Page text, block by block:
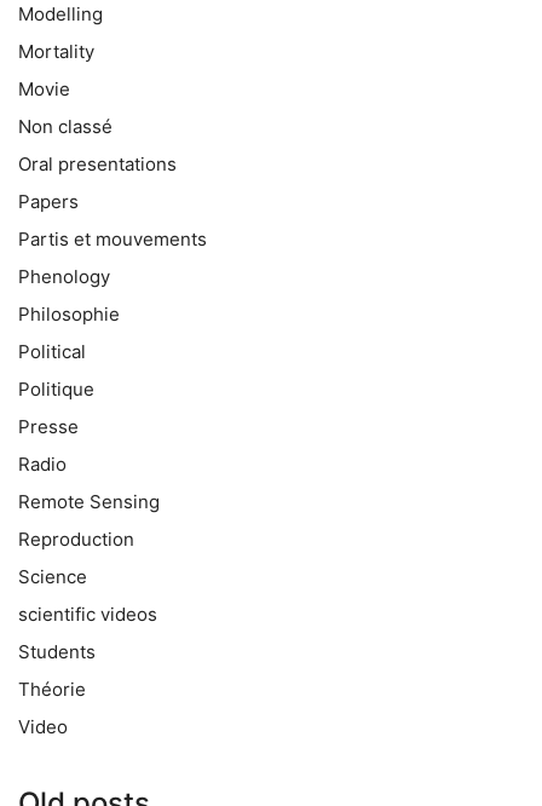
Modelling
Mortality
Movie
Non classé
Oral presentations
Papers
Partis et mouvements
Phenology
Philosophie
Political
Politique
Presse
Radio
Remote Sensing
Reproduction
Science
scientific videos
Students
Théorie
Video